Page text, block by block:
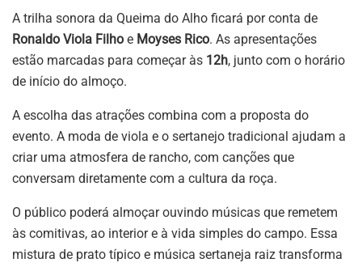
A trilha sonora da Queima do Alho ficará por conta de
Ronaldo Viola Filho e Moyses Rico. As apresentações
estão marcadas para começar às 12h, junto com o horário
de início do almoço.
A escolha das atrações combina com a proposta do
evento. A moda de viola e o sertanejo tradicional ajudam a
criar uma atmosfera de rancho, com canções que
conversam diretamente com a cultura da roça.
O público poderá almoçar ouvindo músicas que remetem
às comitivas, ao interior e à vida simples do campo. Essa
mistura de prato típico e música sertaneja raiz transforma